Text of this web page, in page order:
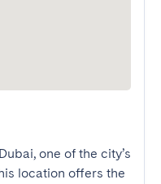
one of the city’s
location offers the